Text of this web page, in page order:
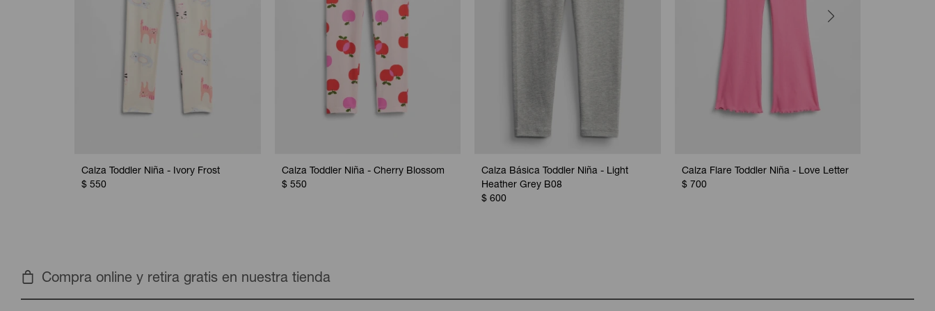
Calza Toddler Niña - Ivory Frost
$ 550
Calza Toddler Niña - Cherry Blossom
$ 550
Calza Básica Toddler Niña - Light
Heather Grey B08
$ 600
Calza Flare Toddler Niña - Love Letter
$ 700
Compra online y retira gratis en nuestra tienda